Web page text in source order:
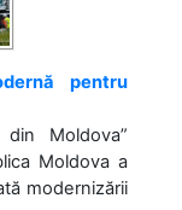
pentru
Moldova”
Moldova a
modernizării